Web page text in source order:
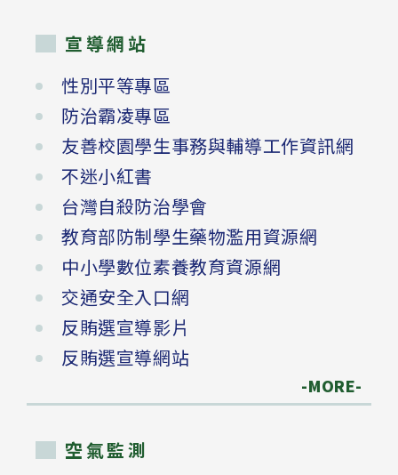
宣導網站
性別平等專區
防治霸凌專區
友善校園學生事務與輔導工作資訊網
不迷小紅書
台灣自殺防治學會
教育部防制學生藥物濫用資源網
中小學數位素養教育資源網
交通安全入口網
反賄選宣導影片
反賄選宣導網站
-MORE-
空氣監測